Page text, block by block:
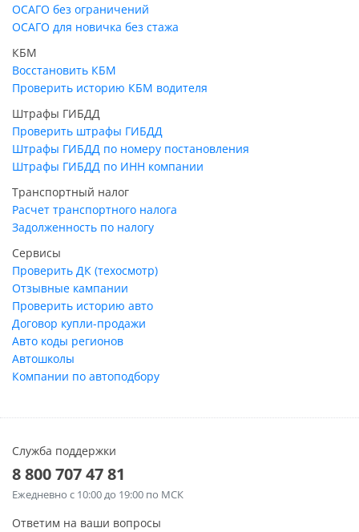
ОСАГО без ограничений
ОСАГО для новичка без стажа
КБМ
Восстановить КБМ
Проверить историю КБМ водителя
Штрафы ГИБДД
Проверить штрафы ГИБДД
Штрафы ГИБДД по номеру постановления
Штрафы ГИБДД по ИНН компании
Транспортный налог
Расчет транспортного налога
Задолженность по налогу
Сервисы
Проверить ДК (техосмотр)
Отзывные кампании
Проверить историю авто
Договор купли-продажи
Авто коды регионов
Автошколы
Компании по автоподбору
Служба поддержки
8 800 707 47 81
Ежедневно с 10:00 до 19:00 по МСК
Ответим на ваши вопросы